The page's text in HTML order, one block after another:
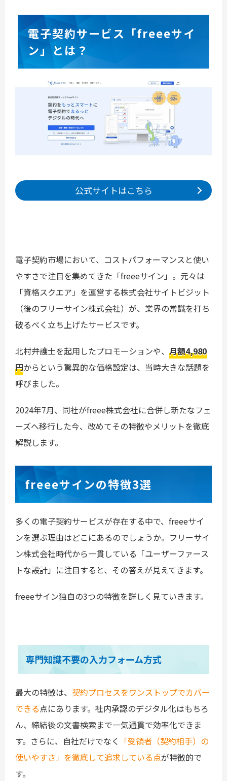
電子契約サービス「freeeサイ
ン」とは？
公式サイトはこちら
電子契約市場において、コストパフォーマンスと使い
やすさで注目を集めてきた「freeeサイン」。元々は
「資格スクエア」を運営する株式会社サイトビジット
（後のフリーサイン株式会社）が、業界の常識を打ち
破るべく立ち上げたサービスです。
北村弁護士を起用したプロモーションや、 月額4,980
円からという驚異的な価格設定は、当時大きな話題を
呼びました。
2024年7月、同社がfreee株式会社に合併し新たなフェ
ーズへ移行した今、改めてその特徴やメリットを徹底
解説します。
freeeサインの特徴3選
多くの電子契約サービスが存在する中で、freeeサイ
ンを選ぶ理由はどこにあるのでしょうか。フリーサイ
ン株式会社時代から一貫している「ユーザーファース
トな設計」に注目すると、その答えが見えてきます。
freeeサイン独自の3つの特徴を詳しく見ていきます。
専門知識不要の入力フォーム方式
最大の特徴は、 契約プロセスをワンストップでカバー
できる点にあります。社内承認のデジタル化はもちろ
ん、締結後の文書検索まで一気通貫で効率化できま
す。さらに、自社だけでなく 「受領者（契約相手）の
使いやすさ」を徹底して追求している点が特徴的で
す。